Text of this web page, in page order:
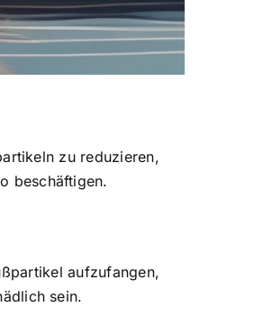
zu reduzieren,
beschäftigen.
aufzufangen,
sein.